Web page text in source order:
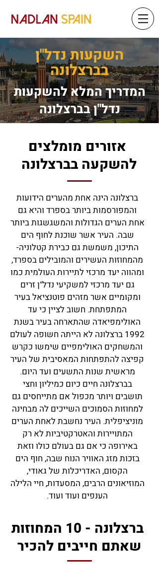
השקעות נדל"ן
בברצלונה
המדריך המלא להשקעות
נדל"ן בברצלונה
אזורים מומלצים
להשקעה בברצלונה
ברצלונה הינה אחת מהערים הידועות
והמפורסמות ביותר בספרד והיא גם
אחת הערים הגדולות והמשגשגות ביותר
שבה. העיר אשר שוכנת לחוף הים
התיכון, משמשת גם כבירת קטלוניה-
מהמחוזות העשירים והמובילים בספרד,
ומהווה יעד מרכזי לתיירות העולמית כמו
גם יעד מרכזי למשקיעי נדל"ן זרים
ומקומיים אשר מזהים פוטנציאל בעיר
המתפתחת. חשוב לציין כי עד
האולימפיאדה שהתארחה בעיר בשנת
1992 ברצלונה לא הייתה חשופה לעולם
והמשחקים האולימפיים שימשו כקרש
קפיצה להתפתחות המאסיבית של העיר
מראשית שנות התשעים ועד היום.
בברצלונה חיים כיום כמיליון וחצי
תושבים ויותר מכפול אם מתייחסים גם
למחוזות הסמוכים השייכים לה מבחינה
מוניציפלית. העיר נחשבת לאחת הערים
המתויירות והאטרקטיביות לא רק
באירופה כי אם גם בעולם כולו וזאת
בזכות מזג האוויר הנוח שבה, חוף הים
הקסום, האדריכלות של גאודי,
המוזיאונים הרבים, המסעדות, חיי הלילה
הענפים ועוד ועוד.
ברצלונה - 10 המחוזות
שאתם חייבים להכיר